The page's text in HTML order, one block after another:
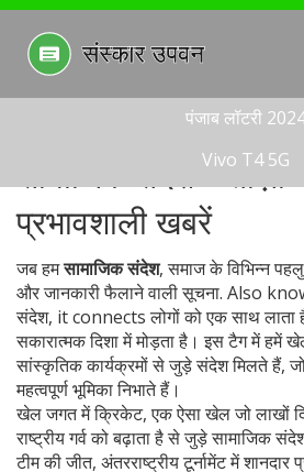
पंजाब लॉटरी
Vivo T4 5G
सामाजिक संदेश –
प्रभावशाली खबरें
जब हमसामाजिक संदेश,समाज के विभिन्न
और जानकारी फैलाने वाली सूचना. Also
संदेश, it connects लोगों को एक साथ लाता
सकारात्मक दिशा में मोड़ता है । इस टैग में हमें
सांस्कृतिक कार्यक्रमों से जुड़े संदेश मिलते हैं, जो
महत्वपूर्ण भूमिका निभाते हैं।
खेल जगत मेंक्रिकेट,एक ऐसा खेल जो लाखों
राष्ट्रीय गर्व को बढ़ाता हैसे जुड़े सामाजिक
टीम की जीत, अंतरराष्ट्रीय टूर्नामेंट में शानदार